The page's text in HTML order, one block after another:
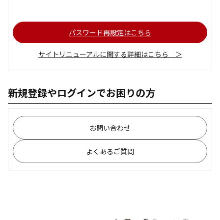
パスワード再設定はこちら
サイトリニューアルに関する詳細はこちら ＞
新規登録やログインでお困りの方
お問い合わせ
よくあるご質問